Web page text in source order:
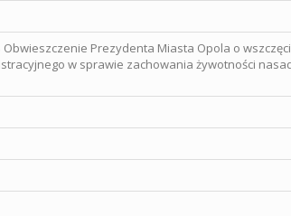
Obwieszczenie Prezydenta Miasta Opola o
w sprawie zachowania żywotności